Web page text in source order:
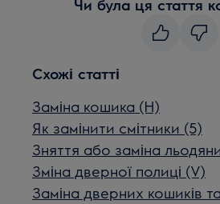
Чи була ця стаття
Схожі статті
Заміна кошика (H)
Як замінити смітники (5)
Зняття або заміна
Зміна дверної полиці (V)
Заміна дверних кошиків